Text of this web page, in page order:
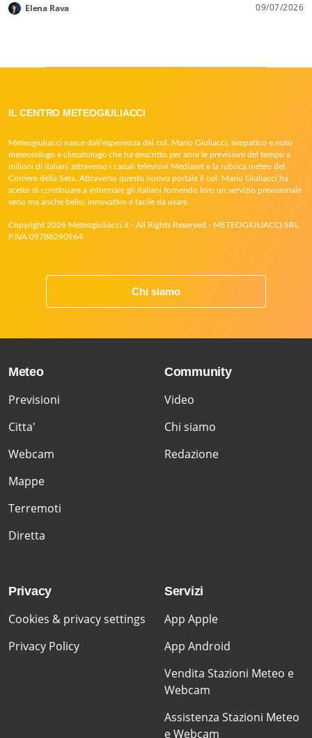
Elena Rava 09/07/2026
IL CENTRO METEOGIULIACCI
Meteogiuliacci nasce dall’esperienza del col. Mario Giuliacci, simpatico e noto
meteorologo e climatologo che ha descritto per anni le previsioni del tempo a
milioni di italiani attraverso i canali televisivi Mediaset e la rubrica meteo del
Corriere della Sera. Attraverso questo nuovo portale il col. Mario Giuliacci ha
scelto di continuare a informare gli italiani fornendo loro un servizio previsionale
serio ma anche bello, innovativo e facile da usare.
Copyright 2026 Meteogiuliacci.it - All Rights Reserved - METEOGIULIACCI SRL
P.IVA 09788290964
Chi siamo
Meteo
Previsioni
Citta'
Webcam
Mappe
Terremoti
Diretta
Community
Video
Chi siamo
Redazione
Privacy
Cookies & privacy settings
Privacy Policy
Servizi
App Apple
App Android
Vendita Stazioni Meteo e
Webcam
Assistenza Stazioni Meteo
e Webcam